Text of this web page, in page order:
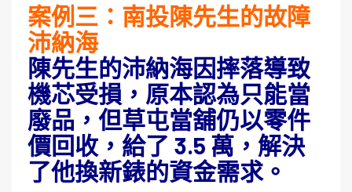
案例三：南投陳先生的故障
沛納海
陳先生的沛納海因摔落導致
機芯受損，原本認為只能當
廢品，但草屯當舖仍以零件
價回收，給了 3.5 萬，解決
了他換新錶的資金需求。